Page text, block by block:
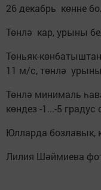
26 декабрь көнне
Төнлә кар, урыны
Төньяк-
11 м/с, төнлә
Төнлә минималь
көндез -1...-5
Юлларда бозлавык,
Лилия Шәймиева